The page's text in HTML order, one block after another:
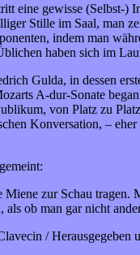
eine gewisse
Stille im Saal, man
indem man
haben sich im
Gulda, in dessen
A-dur-Sonate
von Platz zu
Konversation, –
zur Schau
als ob man gar nicht
/